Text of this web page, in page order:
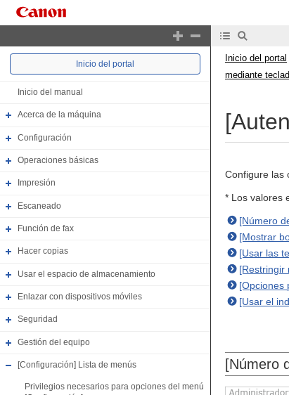
Inicio del portal
Inicio del manual
Acerca de la máquina
Configuración
Operaciones básicas
Impresión
Escaneado
Función de fax
Hacer copias
Usar el espacio de almacenamiento
Enlazar con dispositivos móviles
Seguridad
Gestión del equipo
[Configuración] Lista de menús
Privilegios necesarios para opciones del menú
Inicio del portal
mediante
Configure las
* Los valores
[Número
[Mostrar
[Usar las
[Restringir
[Opciones
[Usar el
[Número